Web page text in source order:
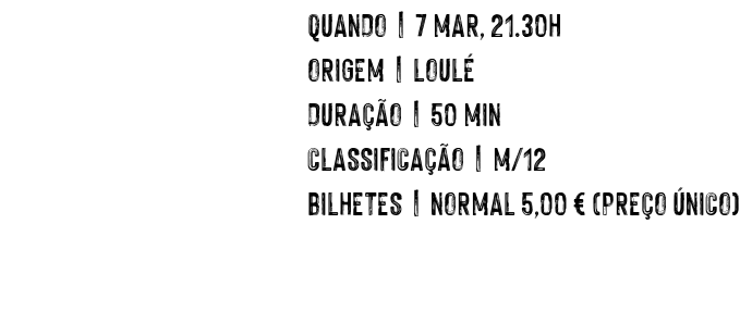
QUANDO | 7 MAR, 21.30H
ORIGEM | LOULÉ
DURAÇÃO | 50 MIN
CLASSIFICAÇÃO | M/12
BILHETES | NORMAL 5,00 € (PREÇO ÚNICO)